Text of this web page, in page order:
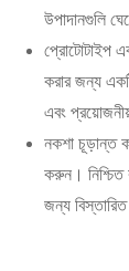
উপাদানগুলি
প্রোটোটাইপ
করার জন্য
এবং
নকশা চূড়ান্ত
করুন। নিশ্চিত
জন্য